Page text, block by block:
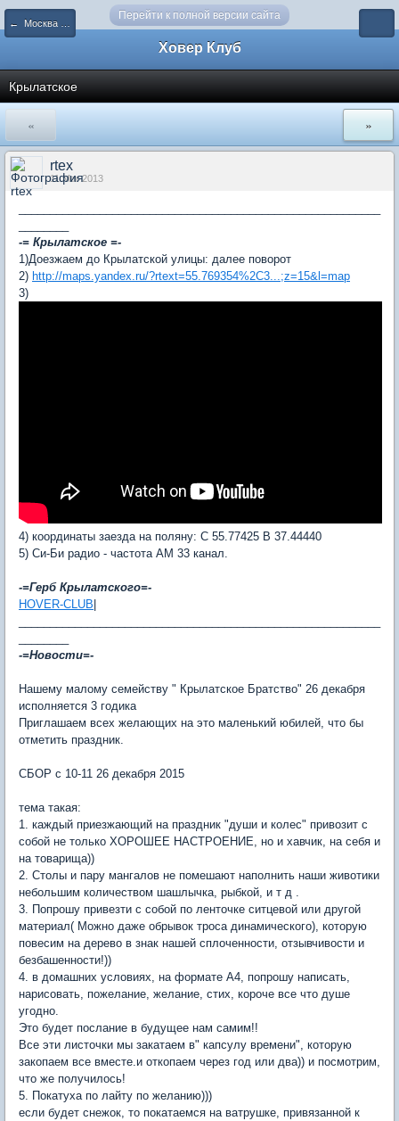
Перейти к полной версии сайта
← Москва и Московская область
Ховер Клуб
Крылатское
« »
rtex
11 Mar 2013
-= Крылатское =-
1)Доезжаем до Крылатской улицы: далее поворот
2) http://maps.yandex.ru/?rtext=55.769354%2C3...;z=15&l=map
3)
4) координаты заезда на поляну: C 55.77425 B 37.44440
5) Си-Би радио - частота АМ 33 канал.
-=Герб Крылатского=-
HOVER-CLUB|
-=Новости=-
Нашему малому семейству " Крылатское Братство" 26 декабря
исполняется 3 годика
Приглашаем всех желающих на это маленький юбилей, что бы
отметить праздник.
СБОР с 10-11 26 декабря 2015
тема такая:
1. каждый приезжающий на праздник "души и колес" привозит с
собой не только ХОРОШЕЕ НАСТРОЕНИЕ, но и хавчик, на себя и
на товарища))
2. Столы и пару мангалов не помешают наполнить наши животики
небольшим количеством шашлычка, рыбкой, и т д .
3. Попрошу привезти с собой по ленточке ситцевой или другой
материал( Можно даже обрывок троса динамического), которую
повесим на дерево в знак нашей сплоченности, отзывчивости и
безбашенности!))
4. в домашних условиях, на формате А4, попрошу написать,
нарисовать, пожелание, желание, стих, короче все что душе
угодно.
Это будет послание в будущее нам самим!!
Все эти листочки мы закатаем в" капсулу времени", которую
закопаем все вместе.и откопаем через год или два)) и посмотрим,
что же получилось!
5. Покатуха по лайту по желанию)))
если будет снежок, то покатаемся на ватрушке, привязанной к